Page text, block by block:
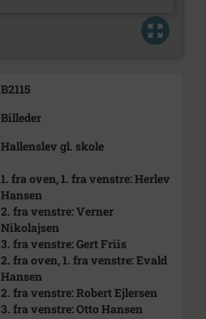
B2115
Billeder
Hallenslev gl. skole
1. fra oven, 1. fra venstre: Herlev
Hansen
2. fra venstre: Verner
Nikolajsen
3. fra venstre: Gert Friis
2. fra oven, 1. fra venstre: Evald
Hansen
2. fra venstre: Robert Ejlersen
3. fra venstre: Otto Hansen